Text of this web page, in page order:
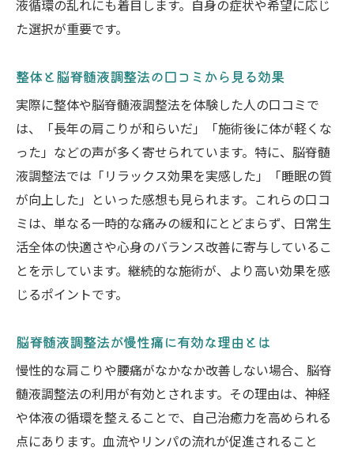
液循環の乱れにも着目します。自身の症状や希望に応じ
た選択が重要です。
整体と脳脊髄液調整法の口コミから見る効果
実際に整体や脳脊髄液調整法を体験した人の口コミで
は、「長年の肩こりが和らいだ」「施術後に体が軽くな
った」などの声が多く寄せられています。特に、脳脊髄
液調整法では「リラックス効果を実感した」「睡眠の質
が向上した」といった感想も見られます。これらの口コ
ミは、単なる一時的な痛みの緩和にとどまらず、日常生
活全体の快適さや心身のバランス改善に寄与しているこ
とを示しています。継続的な施術が、より高い効果を感
じるポイントです。
脳脊髄液調整法が慢性痛に有効な理由とは
慢性的な肩こりや腰痛がなかなか改善しない場合、脳脊
髄液調整法の利用が有効とされます。その理由は、神経
や体液の循環を整えることで、自己治癒力を高められる
点にあります。血流やリンパの流れが促進されること